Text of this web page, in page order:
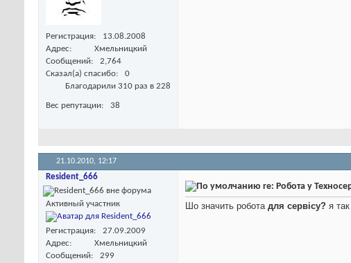
Регистрация
13.08.2008
Адрес
Хмельницкий
Сообщений
2,764
Сказал(а) спасибо
0
Благодарили 310 раз в 228
Вес репутации 38
21.10.2010, 12:17
Resident_666
Активный участник
Регистрация
27.09.2009
Адрес
Хмельницкий
Сообщений
299
re: Робота у
Шо значить робота для сервісу? я